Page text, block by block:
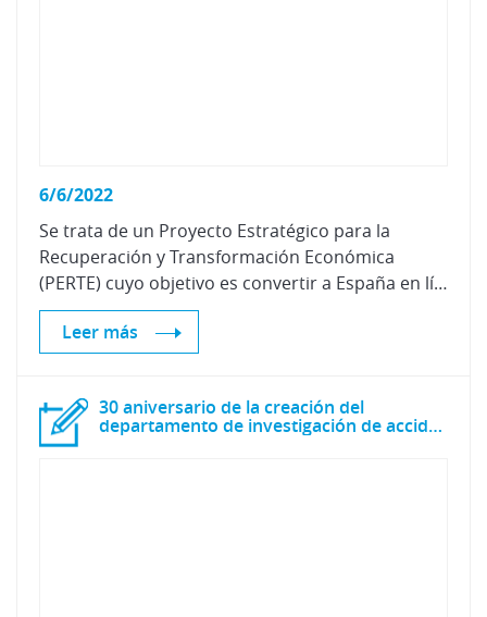
6/6/2022
Se trata de un Proyecto Estratégico para la
Recuperación y Transformación Económica
(PERTE) cuyo objetivo es convertir a España en líder de la movilidad sostenible.
Leer más
30 aniversario de la creación del
departamento de investigación de accidentes de tráfico